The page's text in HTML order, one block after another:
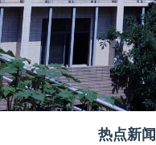
热点新闻